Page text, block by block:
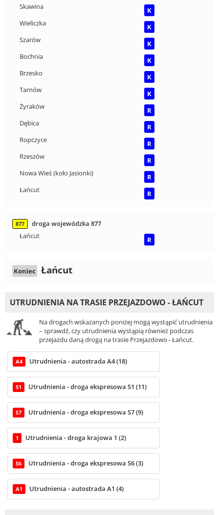
Skawina
K
Wieliczka
K
Szarów
K
Bochnia
K
Brzesko
K
Tarnów
K
Żyraków
R
Dębica
R
Ropczyce
R
Rzeszów
R
Nowa Wieś (koło Jasionki)
R
Łańcut
R
877
droga wojewódzka 877
Łańcut
R
Koniec Łańcut
UTRUDNIENIA NA TRASIE PRZEJAZDOWO - ŁAŃCUT
Na drogach wskazanych poniżej mogą wystąpić utrudnienia
– sprawdź, czy utrudnienia wystąpią również podczas
przejazdu daną drogą na trasie Przejazdowo - Łańcut.
A4 Utrudnienia - autostrada A4 (18)
S1 Utrudnienia - droga ekspresowa S1 (11)
S7 Utrudnienia - droga ekspresowa S7 (9)
1 Utrudnienia - droga krajowa 1 (2)
S6 Utrudnienia - droga ekspresowa S6 (3)
A1 Utrudnienia - autostrada A1 (4)